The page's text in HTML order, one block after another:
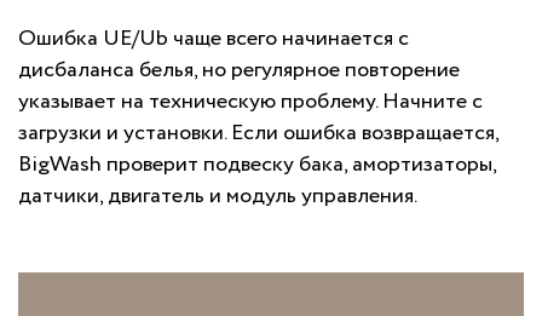
Ошибка UE/Ub чаще всего начинается с
дисбаланса белья, но регулярное повторение
указывает на техническую проблему. Начните с
загрузки и установки. Если ошибка возвращается,
BigWash проверит подвеску бака, амортизаторы,
датчики, двигатель и модуль управления.